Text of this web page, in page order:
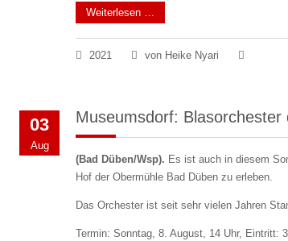
Weiterlesen …
2021 von Heike Nyari
03
Aug
Museumsdorf:
(Bad Düben/Wsp). Es ist auch in diesem
Hof der Obermühle Bad Düben zu erleben.
Das Orchester ist seit sehr vielen Jahren
Termin: Sonntag, 8. August, 14 Uhr, Eintritt: